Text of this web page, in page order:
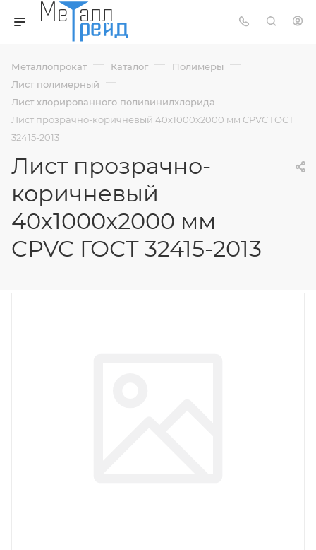
Металлопрокат — Каталог — Полимеры —
Лист полимерный —
Лист хлорированного поливинилхлорида —
Лист прозрачно-коричневый 40х1000х2000 мм CPVC ГОСТ
32415-2013
Лист прозрачно-
коричневый
40х1000х2000 мм
CPVC ГОСТ 32415-2013